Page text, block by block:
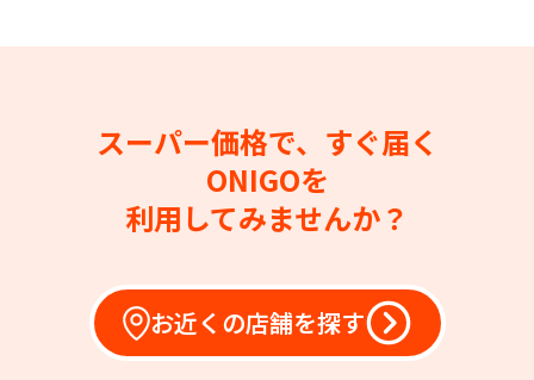
スーパー価格で、すぐ届く
ONIGOを
利用してみませんか？
お近くの店舗を探す